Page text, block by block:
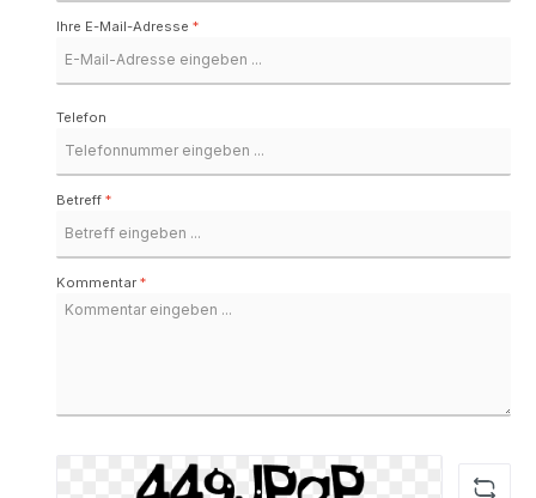
Ihre E-Mail-Adresse *
Telefon
Betreff *
Kommentar *